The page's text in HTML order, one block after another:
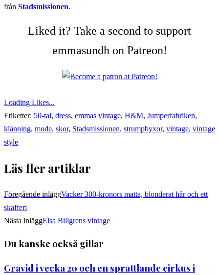
från Stadsmissionen.
Liked it? Take a second to support
emmasundh on Patreon!
Loading Likes...
Etiketter: 50-tal, dress, emmas vintage, H&M, Jumperfabriken,
klänning, mode, skor, Stadsmissionen, strumpbyxor, vintage, vintage
style
Läs fler artiklar
Föregående inläggVacker 300-kronors matta, blonderat hår och ett
skafferi
Nästa inläggElsa Billgrens vintage
Du kanske också gillar
Gravid i vecka 20 och en sprattlande cirkus i